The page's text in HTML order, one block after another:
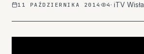
11 PAŹDZIERNIKA 2014 4 ·iTV Wisła